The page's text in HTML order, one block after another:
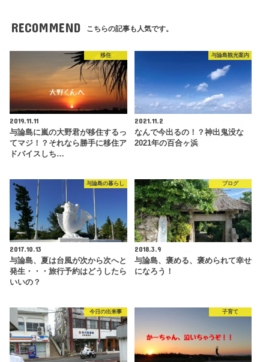
RECOMMEND こちらの記事も人気です。
移住
2019.11.11
与論島に嵐の大野君が移住するっ
てマジ！？それなら勝手に移住ア
ドバイスしち…
与論島観光案内
2021.11.2
なんで今出るの！？神出鬼没な
2021年の百合ヶ浜
与論島の暮らし
2017.10.13
与論島、夏は台風が次から次へと
発生・・・旅行予約はどうしたら
いいの？
ブログ
2018.3.9
与論島、褒める、褒められて幸せ
になろう！
今日の出来事 子育て